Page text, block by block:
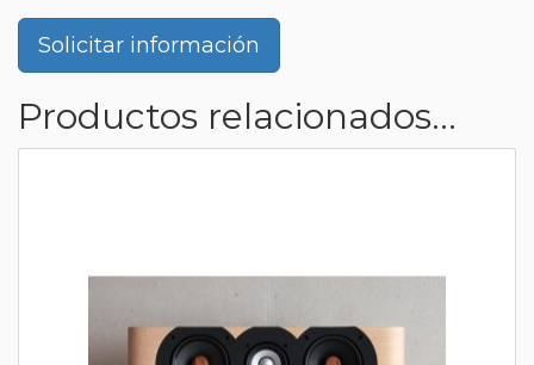
Solicitar información
Productos relacionados...